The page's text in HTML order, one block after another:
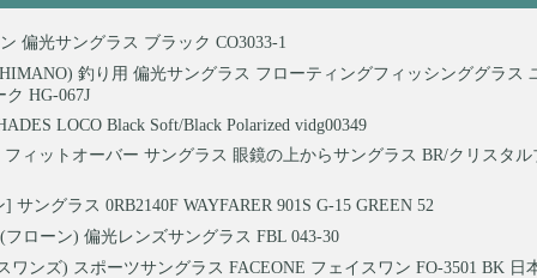
偏光サングラス ブラック CO3033-1
釣り用 偏光サングラス フローティングフィッシンググラス
HG-067J
LOCO Black Soft/Black Polarized vidg00349
フィットオーバー サングラス 眼鏡の上からサングラス BR/クリスタル
サングラス 0RB2140F WAYFARER 901S G-15 GREEN 52
ローン) 偏光レンズサングラス FBL 043-30
ワンズ) スポーツサングラス FACEONE フェイスワン FO-3501 BK 日